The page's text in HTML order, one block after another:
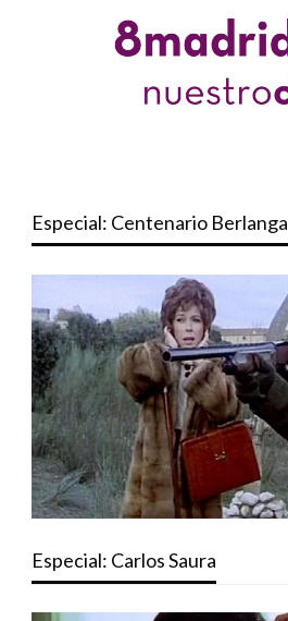
Especial: Centenario Berlanga
Especial: Carlos Saura